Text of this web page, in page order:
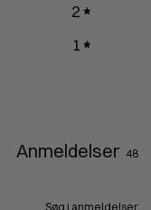
2
1
Anmeldelser 48